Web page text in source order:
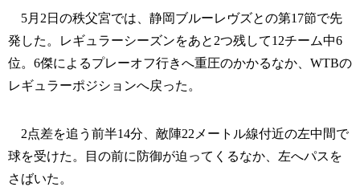
5月2日の秩父宮では、静岡ブルーレヴズとの第17節で先
発した。レギュラーシーズンをあと2つ残して12チーム中6
位。6傑によるプレーオフ行きへ重圧のかかるなか、WTBの
レギュラーポジションへ戻った。
2点差を追う前半14分、敵陣22メートル線付近の左中間で
球を受けた。目の前に防御が迫ってくるなか、左へパスを
さばいた。